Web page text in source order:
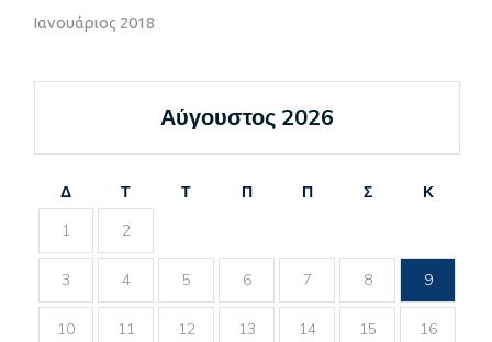
Ιανουάριος 2018
Αύγουστος 2026
Δ Τ Τ Π Π Σ
Κ
1
2
3 4 5 6 7 8 9
10 11 12 13 14 15 16